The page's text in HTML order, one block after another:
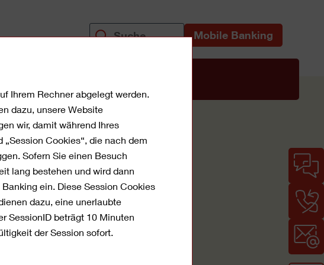
Ihrem Rechner abgelegt werden.
dazu, unsere Website
wir, damit während Ihres
Cookies“, die nach dem
Sofern Sie einen Besuch
lang bestehen und wird dann
ein. Diese Session Cookies
dazu, eine unerlaubte
SessionID beträgt 10 Minuten
der Session sofort.
Mobile Banking